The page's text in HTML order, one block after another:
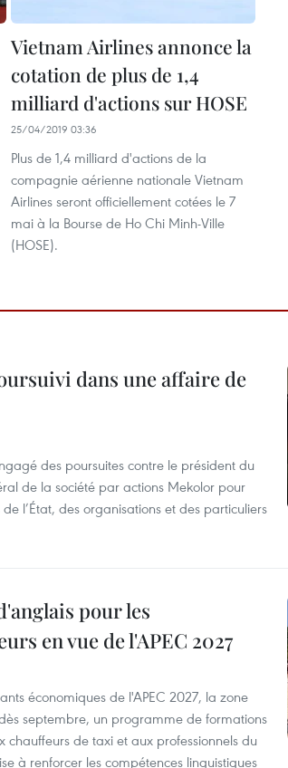
Vietnam Airlines annonce la
cotation de plus de 1,4
milliard d'actions sur HOSE
25/04/2019 03:36
Plus de 1,4 milliard d'actions de la
compagnie aérienne nationale Vietnam
Airlines seront officiellement cotées le 7
mai à la Bourse de Ho Chi Minh-Ville
(HOSE).
dans une affaire de
des poursuites contre le président du
de la société par actions Mekolor pour
l’État, des organisations et des particuliers
pour les
en vue de l'APEC 2027
économiques de l'APEC 2027, la zone
septembre, un programme de formations
de taxi et aux professionnels du
à renforcer les compétences linguistiques